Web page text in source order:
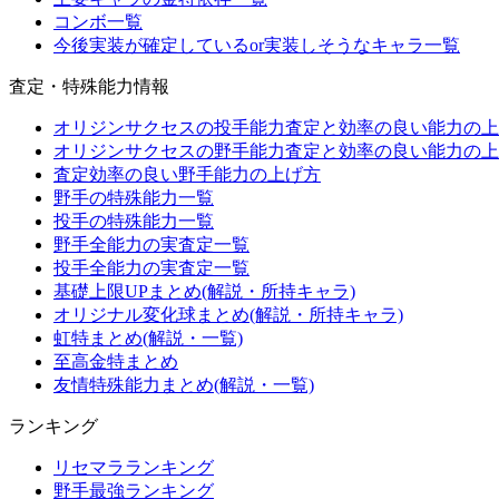
コンボ一覧
今後実装が確定しているor実装しそうなキャラ一覧
査定・特殊能力情報
オリジンサクセスの投手能力査定と効率の良い能力の
オリジンサクセスの野手能力査定と効率の良い能力の
査定効率の良い野手能力の上げ方
野手の特殊能力一覧
投手の特殊能力一覧
野手全能力の実査定一覧
投手全能力の実査定一覧
基礎上限UPまとめ(解説・所持キャラ)
オリジナル変化球まとめ(解説・所持キャラ)
虹特まとめ(解説・一覧)
至高金特まとめ
友情特殊能力まとめ(解説・一覧)
ランキング
リセマラランキング
野手最強ランキング